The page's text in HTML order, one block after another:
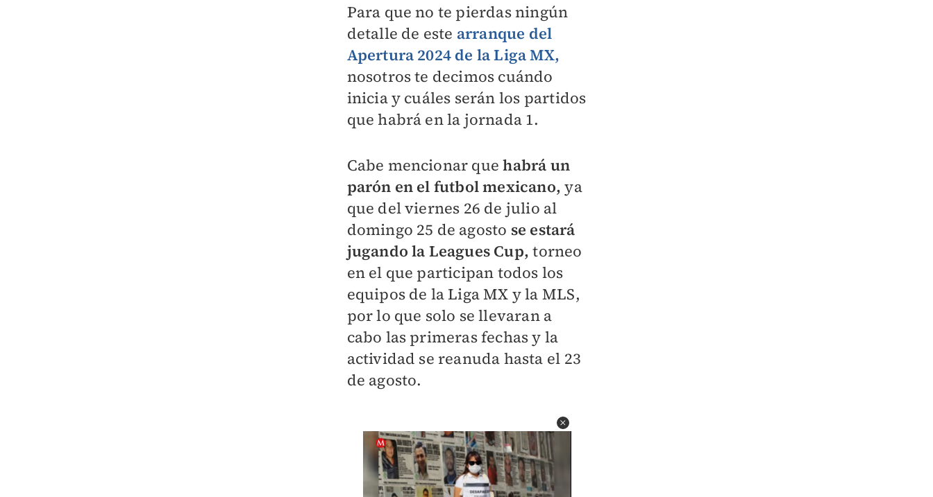
Para que no te pierdas ningún
detalle de este arranque del
Apertura 2024 de la Liga MX,
nosotros te decimos cuándo
inicia y cuáles serán los partidos
que habrá en la jornada 1.
Cabe mencionar quehabrá un
parón en el futbol mexicano, ya
que del viernes 26 de julio al
domingo 25 de agosto se estará
jugando la Leagues Cup, torneo
en el que participan todos los
equipos de la Liga MX y la MLS,
por lo que solo se llevaran a
cabo las primeras fechas y la
actividad se reanuda hasta el 23
de agosto.